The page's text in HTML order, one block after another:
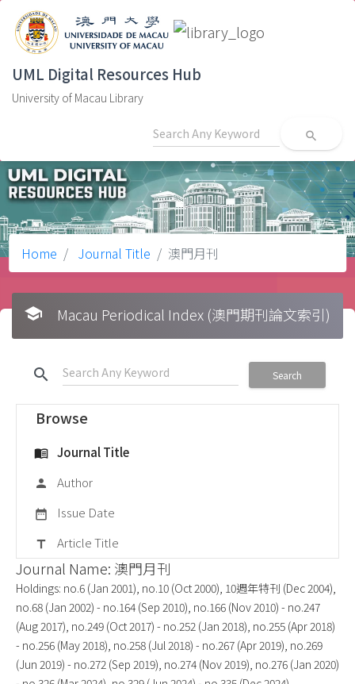
UML Digital Resources Hub
University of Macau Library
search
Home Journal Title 澳門月刊
school Macau Periodical Index (澳門期刊論文索引)
search Search
Browse
menu_book Journal Title
person Author
date_range Issue Date
title Article Title
Journal Name: 澳門月刊
Holdings: no.6 (Jan 2001), no.10 (Oct 2000), 10週年特刊 (Dec 2004),
no.68 (Jan 2002) - no.164 (Sep 2010), no.166 (Nov 2010) - no.247
(Aug 2017), no.249 (Oct 2017) - no.252 (Jan 2018), no.255 (Apr 2018)
- no.256 (May 2018), no.258 (Jul 2018) - no.267 (Apr 2019), no.269
(Jun 2019) - no.272 (Sep 2019), no.274 (Nov 2019), no.276 (Jan 2020)